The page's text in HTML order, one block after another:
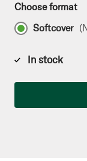
Choose format
Softcover (
In stock